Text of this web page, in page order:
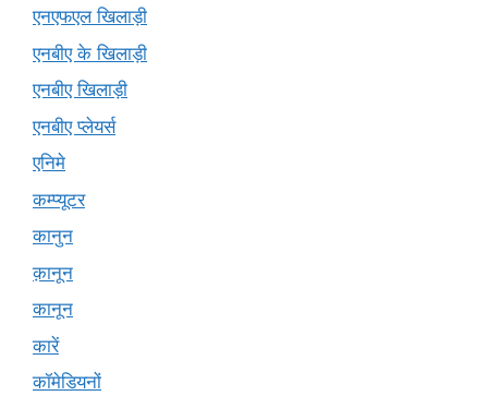
एनएफएल खिलाड़ी
एनबीए के खिलाड़ी
एनबीए खिलाड़ी
एनबीए प्लेयर्स
एनिमे
कम्प्यूटर
कानुन
क़ानून
कानून
कारें
कॉमेडियनों